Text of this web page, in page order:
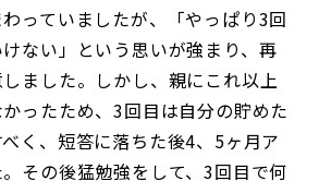
っていましたが、「やっぱり3回
ない」という思いが強まり、再
ました。しかし、親にこれ以上
ったため、3回目は自分の貯めた
く、短答に落ちた後4、5ヶ月ア
その後猛勉強をして、3回目で何